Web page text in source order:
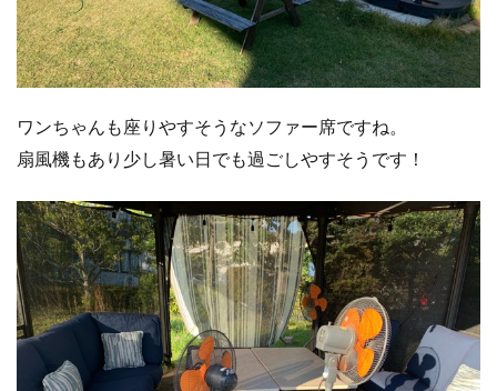
ワンちゃんも座りやすそうなソファー席ですね。
扇風機もあり少し暑い日でも過ごしやすそうです！